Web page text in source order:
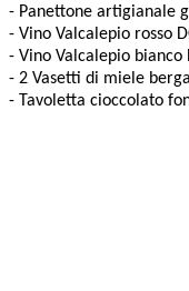
- Panettone artigianale
- Vino Valcalepio rosso
- Vino Valcalepio bianco
- 2 Vasetti di miele
- Tavoletta cioccolato